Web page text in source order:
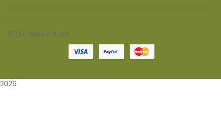
© Olijfolieinstituut
2026